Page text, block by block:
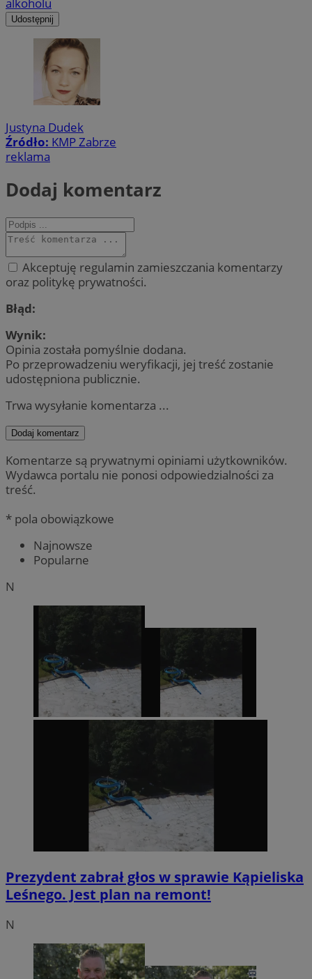
Udostępnij
Justyna Dudek
Źródło: KMP Zabrze
reklama
Dodaj komentarz
Akceptuję regulamin zamieszczania komentarzy
oraz politykę prywatności.
Błąd:
Wynik:
Opinia została pomyślnie dodana.
Po przeprowadzeniu weryfikacji, jej treść zostanie
udostępniona publicznie.
Trwa wysyłanie komentarza ...
Dodaj komentarz
Komentarze są prywatnymi opiniami użytkowników.
Wydawca portalu nie ponosi odpowiedzialności za
treść.
* pola obowiązkowe
Najnowsze
Popularne
N
Prezydent zabrał głos w sprawie Kąpieliska
Leśnego. Jest plan na remont!
N